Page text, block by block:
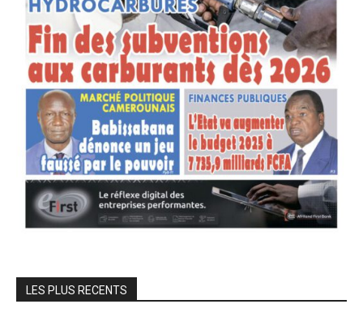
LES PLUS RECENTS